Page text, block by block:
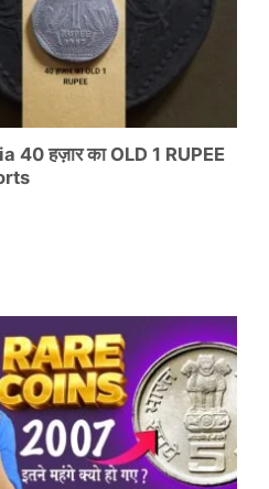
40 हज़ार का OLD 1 RUPEE